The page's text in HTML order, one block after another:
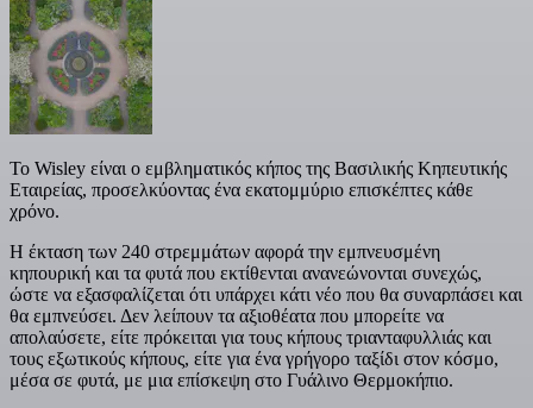
Το Wisley είναι ο εμβληματικός κήπος της Βασιλικής Κηπευτικής
Εταιρείας, προσελκύοντας ένα εκατομμύριο επισκέπτες κάθε
χρόνο.
Η έκταση των 240 στρεμμάτων αφορά την εμπνευσμένη
κηπουρική και τα φυτά που εκτίθενται ανανεώνονται συνεχώς,
ώστε να εξασφαλίζεται ότι υπάρχει κάτι νέο που θα συναρπάσει και
θα εμπνεύσει. Δεν λείπουν τα αξιοθέατα που μπορείτε να
απολαύσετε, είτε πρόκειται για τους κήπους τριανταφυλλιάς και
τους εξωτικούς κήπους, είτε για ένα γρήγορο ταξίδι στον κόσμο,
μέσα σε φυτά, με μια επίσκεψη στο Γυάλινο Θερμοκήπιο.